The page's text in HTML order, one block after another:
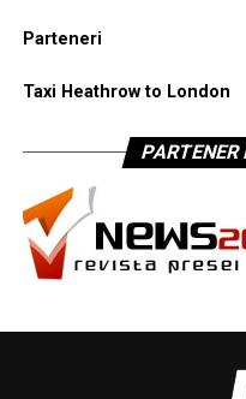
Parteneri
Taxi Heathrow to London